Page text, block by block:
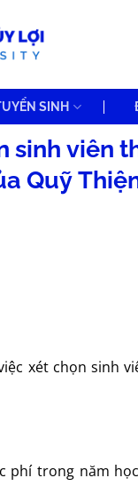
SINH
sinh viên
Quỹ
xét chọn sinh
phí trong năm